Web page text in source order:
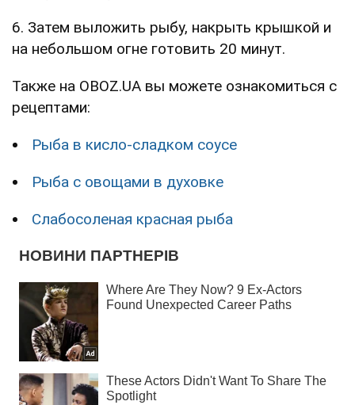
6. Затем выложить рыбу, накрыть крышкой и
на небольшом огне готовить 20 минут.
Также на OBOZ.UA вы можете ознакомиться с
рецептами:
Рыба в кисло-сладком соусе
Рыба с овощами в духовке
Слабосоленая красная рыба